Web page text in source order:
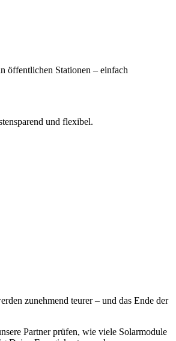
öffentlichen Stationen – einfach
und flexibel.
zunehmend teurer – und das Ende der
Partner prüfen, wie viele Solarmodule